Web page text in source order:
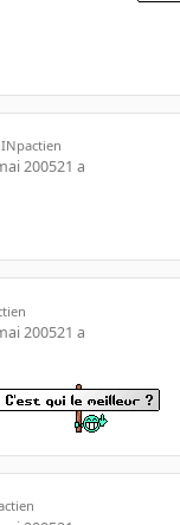
INpactien
200521 a
200521 a